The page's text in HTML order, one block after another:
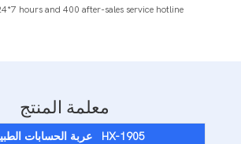
hours and 400 after-sales service hotline
معلمة المنتج
عربة الحساباتحدود HX-1905